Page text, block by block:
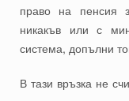
право на пенсия
никакъв или с
система, допълни
В тази връзка не